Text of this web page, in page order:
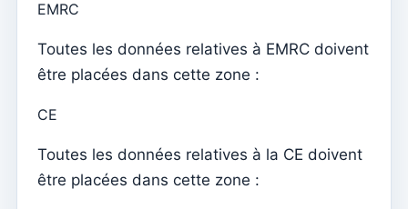
Le contenu de base du site Web n'est pas mis à jour
Envoyer des notifications push sur le contenu et les
événements
Activer l'application mobile
Configurations de base pour un site web hébergé sur
Kyrios (Multi Model – 1)
EMRC
Toutes les données relatives à EMRC doivent
être placées dans cette zone :
CE
Toutes les données relatives à la CE doivent
être placées dans cette zone :